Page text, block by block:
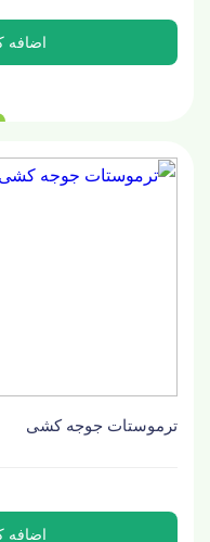
ترموستات جوجه کشی